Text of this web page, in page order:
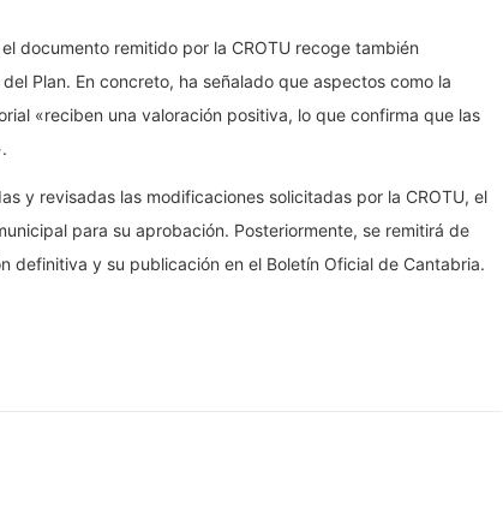
documento remitido por la CROTU recoge también
Plan. En concreto, ha señalado que aspectos como la
«reciben una valoración positiva, lo que confirma que las
y revisadas las modificaciones solicitadas por la CROTU, el
para su aprobación. Posteriormente, se remitirá de
definitiva y su publicación en el Boletín Oficial de Cantabria.